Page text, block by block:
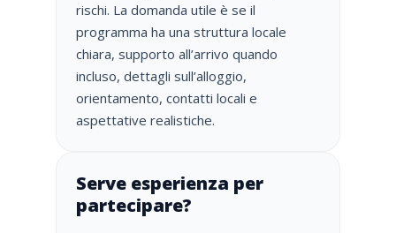
rischi. La domanda utile è se il
programma ha una struttura locale
chiara, supporto all’arrivo quando
incluso, dettagli sull’alloggio,
orientamento, contatti locali e
aspettative realistiche.
Serve esperienza per
partecipare?